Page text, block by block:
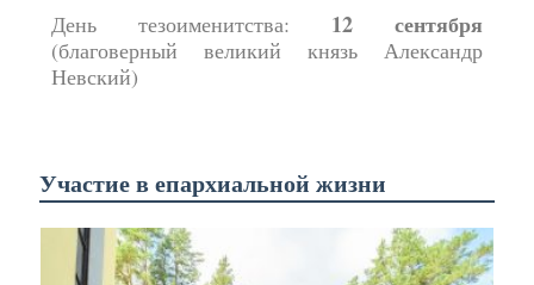
День тезоименитства: 12 сентября
(благоверный великий князь Александр
Невский)
Участие в епархиальной жизни